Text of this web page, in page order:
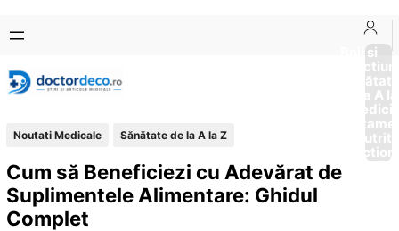
conținut
content
Boli si
Afectiuni
Sănătate
de la A
Noutati Medicale Sănătate de la A la Z
Cum să Beneficiezi cu Adevărat de
Suplimentele Alimentare: Ghidul
Complet